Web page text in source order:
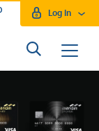
Log In